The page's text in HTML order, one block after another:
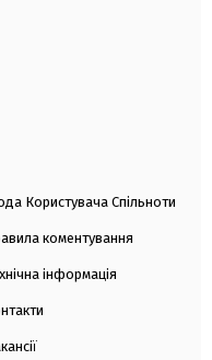
Користувача Спільноти
коментування
інформація